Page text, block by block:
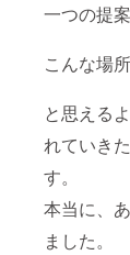
一つの提案
こんな場
と思える
れていき
す。
本当に、
ました。